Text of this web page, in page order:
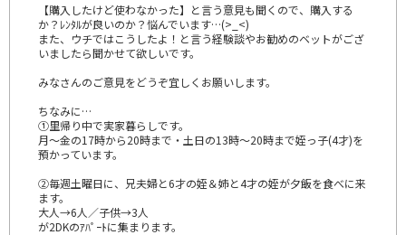
【購入したけど使わなかった】と言う意見も聞くので、購入する
か？ﾚﾝﾀﾙが良いのか？悩んでいます…(>_<)
また、ウチではこうしたよ！と言う経験談やお勧めのベットがござ
いましたら聞かせて欲しいです。
みなさんのご意見をどうぞ宜しくお願いします。
ちなみに…
①里帰り中で実家暮らしです。
月～金の17時から20時まで・土日の13時～20時まで姪っ子(4才)を
預かっています。
②毎週土曜日に、兄夫婦と6才の姪＆姉と4才の姪が夕飯を食べに来
ます。
大人→6人／子供→3人
が2DKのｱﾊﾟｰﾄに集まります。